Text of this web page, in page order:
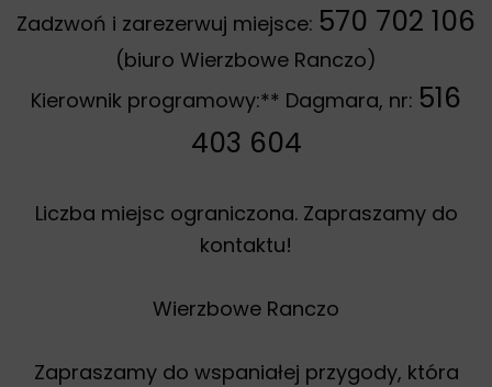
Zadzwoń i zarezerwuj miejsce: 570 702 106
(biuro Wierzbowe Ranczo)
Kierownik programowy:** Dagmara, nr: 516
403 604
Liczba miejsc ograniczona. Zapraszamy do
kontaktu!
Wierzbowe Ranczo
Zapraszamy do wspaniałej przygody, która